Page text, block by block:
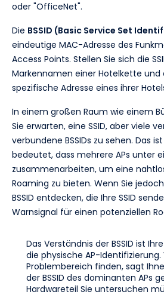
oder "OfficeNet".
Die BSSID (Basic Service Set
eindeutige MAC-Adresse des
Access Points. Stellen Sie sich die
Markennamen einer Hotelkette und
spezifische Adresse eines ihrer
In einem großen Raum wie einem
Sie erwarten, eine SSID, aber viele
verbundene BSSIDs zu sehen. Das
bedeutet, dass mehrere APs unter
zusammenarbeiten, um eine
Roaming zu bieten. Wenn Sie
BSSID entdecken, die Ihre SSID
Warnsignal für einen potenziellen
Das Verständnis der BSSID ist
die physische AP-Identifizierung.
Problembereich finden, sagt
der BSSID des dominanten APs
Hardwareteil Sie untersuchen